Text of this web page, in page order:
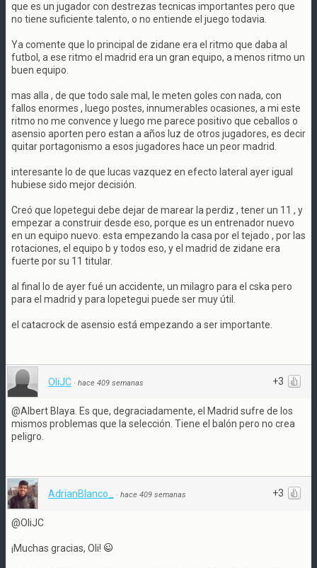
que es un jugador con destrezas tecnicas importantes pero que
no tiene suficiente talento, o no entiende el juego todavia.
Ya comente que lo principal de zidane era el ritmo que daba al
futbol, a ese ritmo el madrid era un gran equipo, a menos ritmo un
buen equipo.
mas alla , de que todo sale mal, le meten goles con nada, con
fallos enormes , luego postes, innumerables ocasiones, a mi este
ritmo no me convence y luego me parece positivo que ceballos o
asensio aporten pero estan a años luz de otros jugadores, es decir
quitar portagonismo a esos jugadores hace un peor madrid.
interesante lo de que lucas vazquez en efecto lateral ayer igual
hubiese sido mejor decisión.
Creó que lopetegui debe dejar de marear la perdiz , tener un 11 , y
empezar a construir desde eso, porque es un entrenador nuevo
en un equipo nuevo. esta empezando la casa por el tejado , por las
rotaciones, el equipo b y todos eso, y el madrid de zidane era
fuerte por su 11 titular.
al final lo de ayer fué un accidente, un milagro para el cska pero
para el madrid y para lopetegui puede ser muy útil.
el catacrock de asensio está empezando a ser importante.
+3
OliJC · hace 409 semanas
@Albert Blaya. Es que, degraciadamente, el Madrid sufre de los
mismos problemas que la selección. Tiene el balón pero no crea
peligro.
+3
AdrianBlanco_ · hace 409 semanas
@OliJC
¡Muchas gracias, Oli!